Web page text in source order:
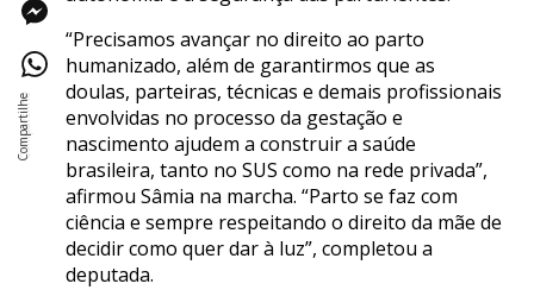
“Precisamos avançar no direito ao parto
humanizado, além de garantirmos que as
doulas, parteiras, técnicas e demais profissionais
envolvidas no processo da gestação e
nascimento ajudem a construir a saúde
brasileira, tanto no SUS como na rede privada”,
afirmou Sâmia na marcha. “Parto se faz com
ciência e sempre respeitando o direito da mãe de
decidir como quer dar à luz”, completou a
deputada.